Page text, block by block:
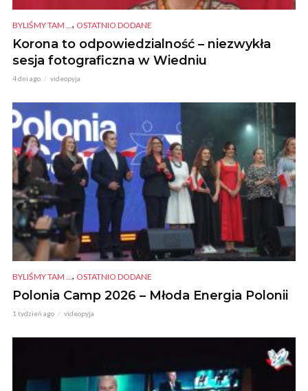
BYLIŚMY TAM ... , OSTATNIO DODANE
Korona to odpowiedzialność – niezwykła
sesja fotograficzna w Wiedniu
4 dni ago videopyja
BYLIŚMY TAM ... , OSTATNIO DODANE
Polonia Camp 2026 – Młoda Energia Polonii
1 tydzień ago videopyja